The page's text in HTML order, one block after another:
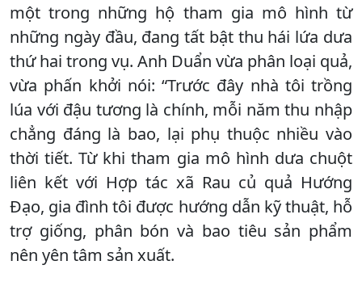
một trong những hộ tham gia mô hình từ
những ngày đầu, đang tất bật thu hái lứa dưa
thứ hai trong vụ. Anh Duẩn vừa phân loại quả,
vừa phấn khởi nói: “Trước đây nhà tôi trồng
lúa với đậu tương là chính, mỗi năm thu nhập
chẳng đáng là bao, lại phụ thuộc nhiều vào
thời tiết. Từ khi tham gia mô hình dưa chuột
liên kết với Hợp tác xã Rau củ quả Hướng
Đạo, gia đình tôi được hướng dẫn kỹ thuật, hỗ
trợ giống, phân bón và bao tiêu sản phẩm
nên yên tâm sản xuất.